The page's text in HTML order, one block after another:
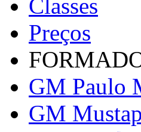
Classes
Preços
GM Paulo
GM